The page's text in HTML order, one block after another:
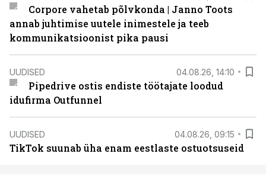
Corpore vahetab põlvkonda | Janno Toots
annab juhtimise uutele inimestele ja teeb
kommunikatsioonist pika pausi
UUDISED 04.08.26, 14:10
Pipedrive ostis endiste töötajate loodud
idufirma Outfunnel
UUDISED 04.08.26, 09:15
TikTok suunab üha enam eestlaste ostuotsuseid